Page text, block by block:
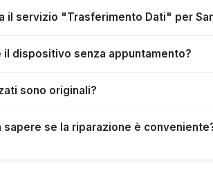
il servizio "Trasferimento Dati" per
il dispositivo senza appuntamento?
sono originali?
sapere se la riparazione è